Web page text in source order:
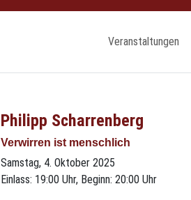
Veranstaltungen
Philipp Scharrenberg
Verwirren ist menschlich
Samstag, 4. Oktober 2025
Einlass: 19:00 Uhr, Beginn: 20:00 Uhr